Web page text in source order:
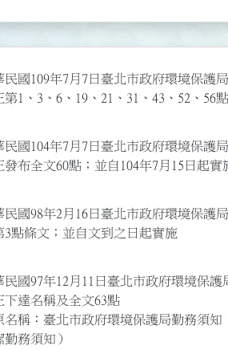
民國109年7月7日臺北市政府環境保護
第1、3、6、19、21、31、43、52、56
民國104年7月7日臺北市政府環境保護
發布全文60點；並自104年7月15日起實
民國98年2月16日臺北市政府環境保護
3點條文；並自文到之日起實施
民國97年12月11日臺北市政府環境保護
下達名稱及全文63點
名稱：臺北市政府環境保護局勤務須
勤務須知）